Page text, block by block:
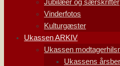
Jubilæer og særskrifter
Vinderfotos
Kulturgæster
Ukassen ARKIV
Ukassen
Ukassens